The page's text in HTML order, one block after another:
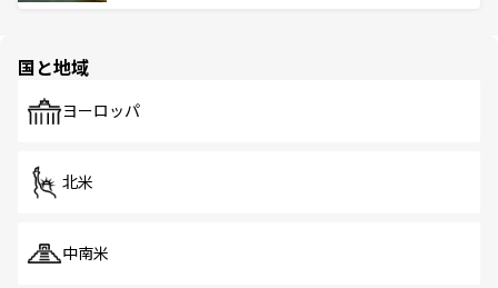
で、ホーカーズは地元の風情を楽しめる外せないスポット
国と地域
ヨーロッパ
北米
中南米